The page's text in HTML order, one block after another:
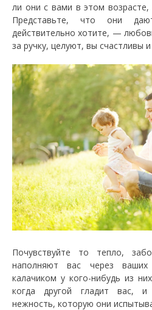
ли они с вами в этом
Представьте, что они
действительно хотите, —
за ручку, целуют, вы счастливы
Почувствуйте то тепло,
наполняют вас через ваших
калачиком у кого-нибудь из
когда другой гладит вас,
нежность, которую они